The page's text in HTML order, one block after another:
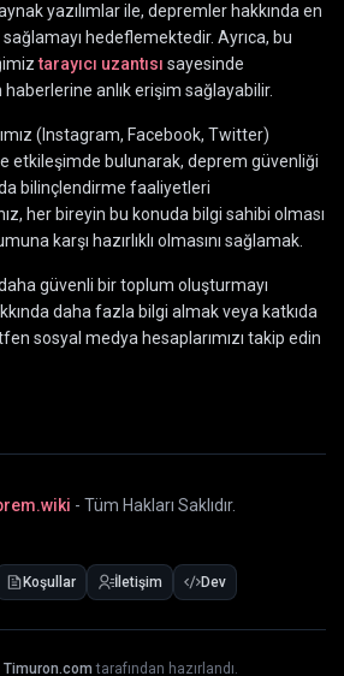
yazılımlar ile, depremler hakkında en
hedeflemektedir. Ayrıca, bu
tarayıcı uzantısı sayesinde
haberlerine anlık erişim sağlayabilir.
(Instagram, Facebook, Twitter)
etkileşimde bulunarak, deprem güvenliği
bilinçlendirme faaliyetleri
her bireyin bu konuda bilgi sahibi olması
karşı hazırlıklı olmasını sağlamak.
güvenli bir toplum oluşturmayı
daha fazla bilgi almak veya katkıda
sosyal medya hesaplarımızı takip edin
- Tüm Hakları Saklıdır.
Koşullar İletişim Dev
Timuron.com tarafından hazırlandı.